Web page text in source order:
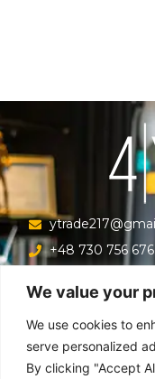
We value your
We use cookies to
serve personalized
By clicking "Accept
+48 730 756 676
Menu
Główna